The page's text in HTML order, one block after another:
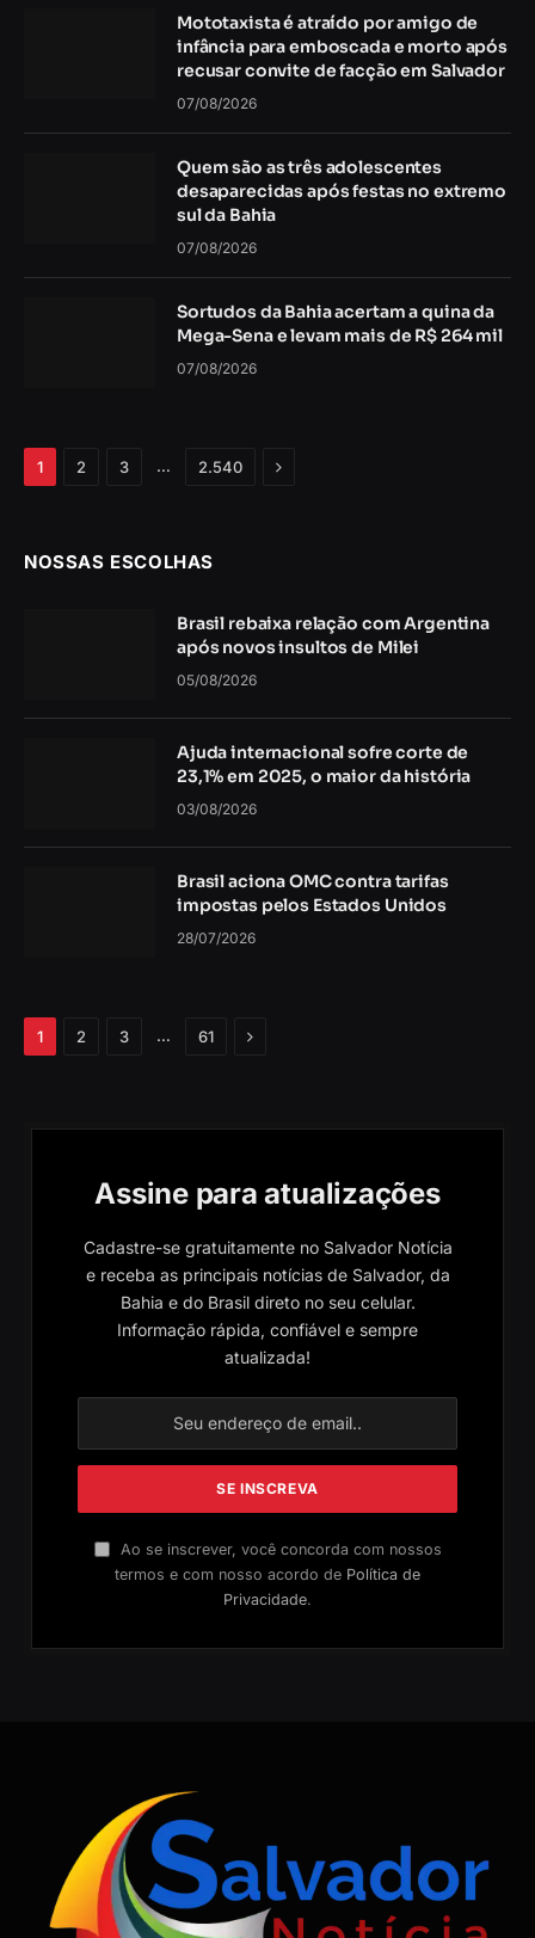
Mototaxista é atraído por amigo de
infância para emboscada e morto após
recusar convite de facção em Salvador
07/08/2026
Quem são as três adolescentes
desaparecidas após festas no extremo
sul da Bahia
07/08/2026
Sortudos da Bahia acertam a quina da
Mega-Sena e levam mais de R$ 264 mil
07/08/2026
1 2 3 … 2.540 Próximo
NOSSAS ESCOLHAS
Brasil rebaixa relação com Argentina
após novos insultos de Milei
05/08/2026
Ajuda internacional sofre corte de
23,1% em 2025, o maior da história
03/08/2026
Brasil aciona OMC contra tarifas
impostas pelos Estados Unidos
28/07/2026
1 2 3 … 61 Próximo
Assine para atualizações
Cadastre-se gratuitamente no Salvador Notícia
e receba as principais notícias de Salvador, da
Bahia e do Brasil direto no seu celular.
Informação rápida, confiável e sempre
atualizada!
Ao se inscrever, você concorda com nossos
termos e com nosso acordo de Política de
Privacidade.